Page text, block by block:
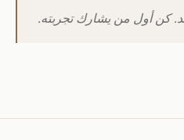
كن أول من يشارك تجربته.